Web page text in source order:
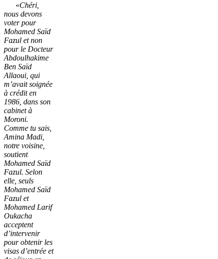
«Chéri,
nous devons
voter pour
Mohamed Saïd
Fazul et non
pour le Docteur
Abdoulhakime
Ben Saïd
Allaoui, qui
m’avait soignée
à crédit en
1986, dans son
cabinet à
Moroni.
Comme tu sais,
Amina Madi,
notre voisine,
soutient
Mohamed Saïd
Fazul. Selon
elle, seuls
Mohamed Saïd
Fazul et
Mohamed Larif
Oukacha
acceptent
d’intervenir
pour obtenir les
visas d’entrée et